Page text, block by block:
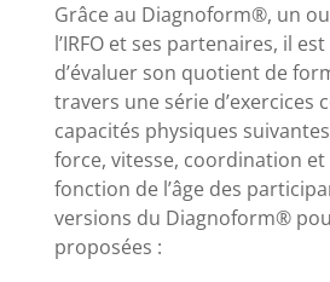
Grâce au Diagnoform®, un
l’IRFO et ses partenaires, il
d’évaluer son quotient de
travers une série d’exercices
capacités physiques
force, vitesse, coordination et
fonction de l’âge des
versions du Diagnoform®
proposées :